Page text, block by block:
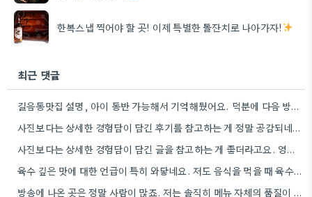
한복스냅 찍어야 할 곳! 이제 특별한 돌잔치로 나아가자!
최근 댓글
길음동맛집 설명, 아이 동반 가능해서 기억해뒀어요. 덕분에 다음 방문할 때 훨씬 수월할 것 같아요.
사진보다는 상세한 경험담이 담긴 후기를 참고하는 게 정말 공감되네요. 특히 어떤 점이 좋았고 아쉬웠는지 구체적으로…
사진보다는 상세한 경험담이 담긴 글을 참고하는 게 좋더라고요. 영화 상영회 경험이 기억에 남는다는 점이 흥미롭네요.
육수 깊은 맛에 대한 언급이 특히 와닿네요. 저도 음식을 먹을 때 육수의 깊은 맛을 중요하게…
방송에 나온 곳은 정말 사람이 많죠. 저는 솔직히 메뉴 자체의 품질이 더 중요하다고 생각해요.